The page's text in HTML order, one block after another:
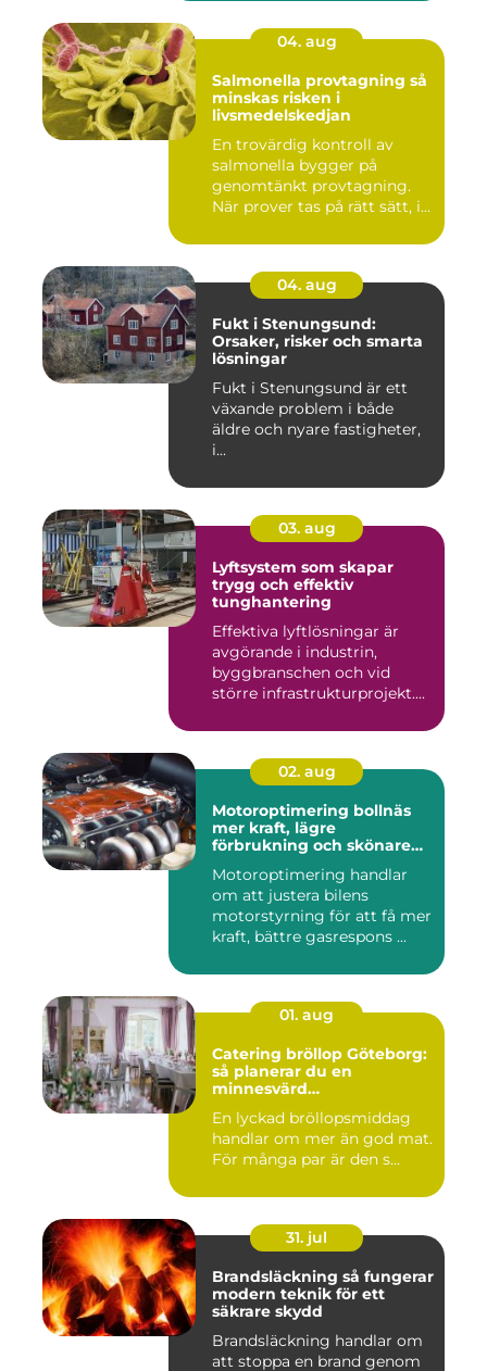
04. aug
Salmonella provtagning så
minskas risken i
livsmedelskedjan
En trovärdig kontroll av
salmonella bygger på
genomtänkt provtagning.
När prover tas på rätt sätt, i...
04. aug
Fukt i Stenungsund:
Orsaker, risker och smarta
lösningar
Fukt i Stenungsund är ett
växande problem i både
äldre och nyare fastigheter,
i...
03. aug
Lyftsystem som skapar
trygg och effektiv
tunghantering
Effektiva lyftlösningar är
avgörande i industrin,
byggbranschen och vid
större infrastrukturprojekt....
02. aug
Motoroptimering bollnäs
mer kraft, lägre
förbrukning och skönare
Motoroptimering handlar
om att justera bilens
motorstyrning för att få mer
kraft, bättre gasrespons ...
01. aug
Catering bröllop Göteborg:
så planerar du en
minnesvärd
En lyckad bröllopsmiddag
handlar om mer än god mat.
För många par är den s...
31. jul
Brandsläckning så fungerar
modern teknik för ett
säkrare skydd
Brandsläckning handlar om
att stoppa en brand genom